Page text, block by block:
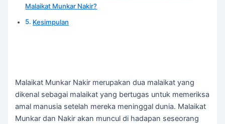
Malaikat Munkar Nakir?
Kesimpulan
Malaikat Munkar Nakir merupakan dua malaikat yang
dikenal sebagai malaikat yang bertugas untuk memeriksa
amal manusia setelah mereka meninggal dunia. Malaikat
Munkar dan Nakir akan muncul di hadapan seseorang